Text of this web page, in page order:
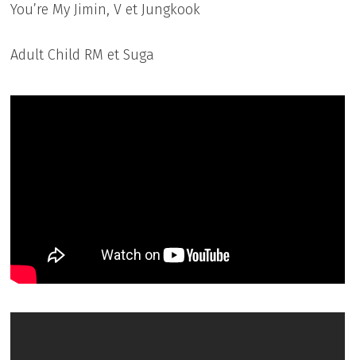
You’re My Jimin, V et Jungkook
Adult Child RM et Suga